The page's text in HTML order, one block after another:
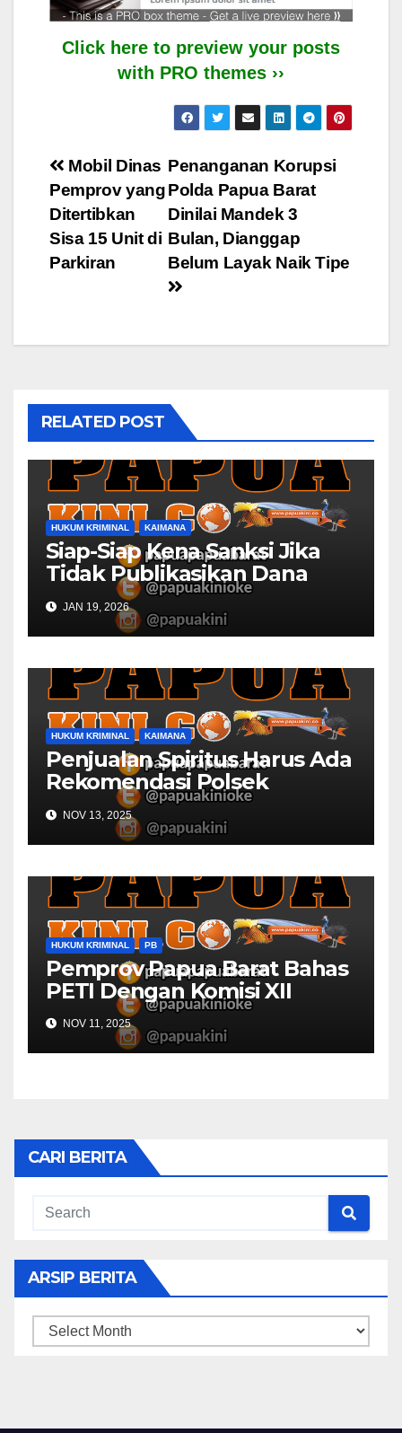
Click here to preview your posts
with PRO themes ››
Post
navigation
Penanganan Korupsi
Polda Papua Barat
Dinilai Mandek 3
Bulan, Dianggap
Belum Layak Naik Tipe
Mobil Dinas
Pemprov yang
Ditertibkan
Sisa 15 Unit di
Parkiran
RELATED POST
HUKUM KRIMINAL KAIMANA
Siap-Siap Kena Sanksi Jika
Tidak Publikasikan Dana
Desa
JAN 19, 2026
HUKUM KRIMINAL KAIMANA
Penjualan Spiritus Harus Ada
Rekomendasi Polsek
Kaimana
NOV 13, 2025
HUKUM KRIMINAL PB
Pemprov Papua Barat Bahas
PETI Dengan Komisi XII
NOV 11, 2025
CARI BERITA
ARSIP BERITA
ARSIP